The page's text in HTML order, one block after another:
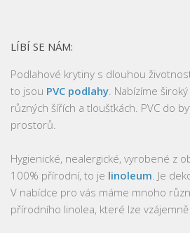
LÍBÍ SE NÁM:
Podlahové krytiny s dlouhou
to jsou PVC podlahy . Nabízíme
různých šířích a tloušťkách. PVC do
prostorů.
Hygienické, nealergické, vyrobené z
100% přírodní, to je linoleum . Je
V nabídce pro vás máme mnoho
přírodního linolea, které lze